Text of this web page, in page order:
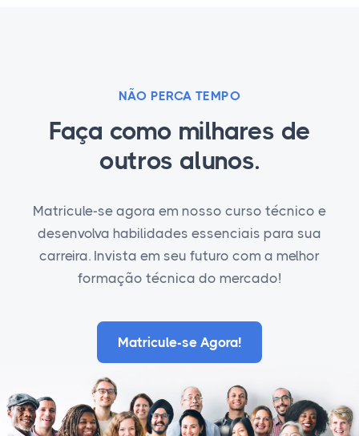
NÃO PERCA TEMPO
Faça como milhares de
outros alunos.
Matricule-se agora em nosso curso técnico e
desenvolva habilidades essenciais para sua
carreira. Invista em seu futuro com a melhor
formação técnica do mercado!
Matricule-se Agora!